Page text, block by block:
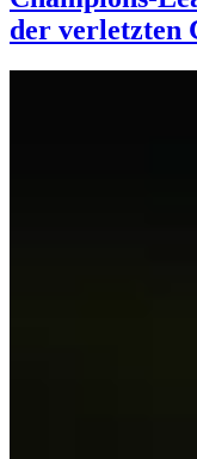
der verletzten